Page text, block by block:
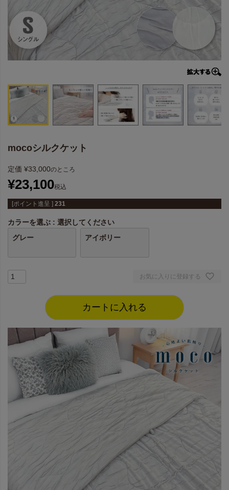
mocoシルクケット
定価 ¥33,000のところ
¥23,100税込
[ポイント進呈 ] 231
カラーを選ぶ
選択してください
グレー
アイボリー
お気に入りに登録する
カートに入れる